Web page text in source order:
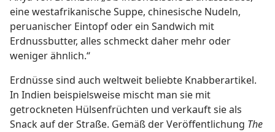
eine westafrikanische Suppe, chinesische Nudeln,
peruanischer Eintopf oder ein Sandwich mit
Erdnussbutter, alles schmeckt daher mehr oder
weniger ähnlich.“
Erdnüsse sind auch weltweit beliebte Knabberartikel.
In Indien beispielsweise mischt man sie mit
getrockneten Hülsenfrüchten und verkauft sie als
Snack auf der Straße. Gemäß der Veröffentlichung The